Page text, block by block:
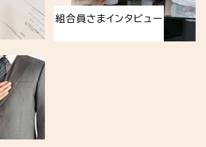
組合員さまインタビュー